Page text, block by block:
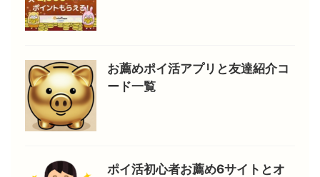
お薦めポイ活アプリと友達紹介コ
ード一覧
ポイ活初心者お薦め6サイトとオ